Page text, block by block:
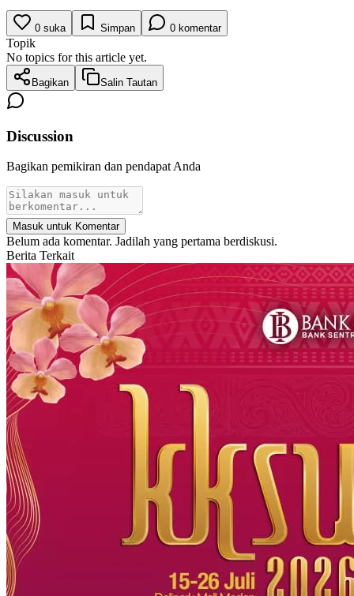
0 suka Simpan 0 komentar
Topik
No topics for this article yet.
Bagikan Salin Tautan
Discussion
Bagikan pemikiran dan pendapat Anda
Masuk untuk Komentar
Belum ada komentar. Jadilah yang pertama berdiskusi.
Berita Terkait